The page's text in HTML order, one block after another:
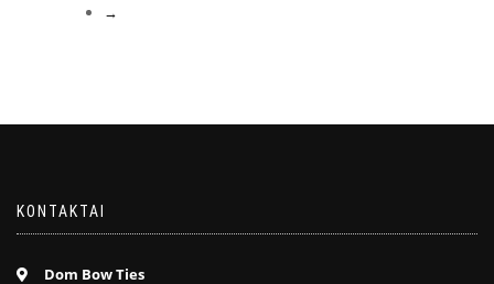
→
KONTAKTAI
Dom Bow Ties